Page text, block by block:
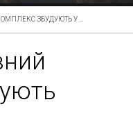
ЗБУДУЮТЬ У ...